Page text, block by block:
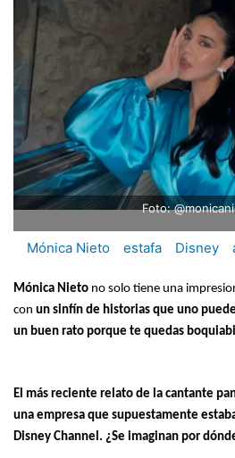
Foto:
Mónica Nieto estafa Disney
Mónica Nieto no solo tiene una
con un sinfín de historias que uno
un buen rato porque te quedas
El más reciente relato de la cantante
una empresa que supuestamente
Disney Channel. ¿Se imaginan por